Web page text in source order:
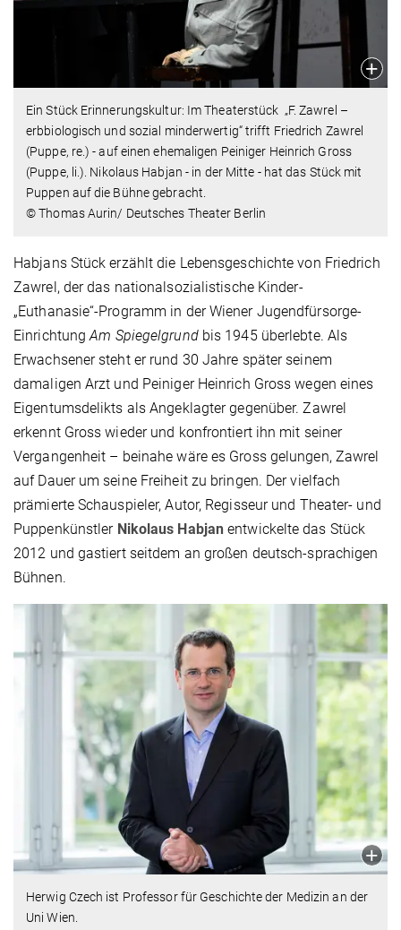
Ein Stück Erinnerungskultur: Im Theaterstück „F. Zawrel –
erbbiologisch und sozial minderwertig“ trifft Friedrich Zawrel
(Puppe, re.) - auf einen ehemaligen Peiniger Heinrich Gross
(Puppe, li.). Nikolaus Habjan - in der Mitte - hat das Stück mit
Puppen auf die Bühne gebracht.
© Thomas Aurin/ Deutsches Theater Berlin
Habjans Stück erzählt die Lebensgeschichte von Friedrich
Zawrel, der das nationalsozialistische Kinder-
„Euthanasie“-Programm in der Wiener Jugendfürsorge-
EinrichtungAm Spiegelgrund bis 1945 überlebte. Als
Erwachsener steht er rund 30 Jahre später seinem
damaligen Arzt und Peiniger Heinrich Gross wegen eines
Eigentumsdelikts als Angeklagter gegenüber. Zawrel
erkennt Gross wieder und konfrontiert ihn mit seiner
Vergangenheit – beinahe wäre es Gross gelungen, Zawrel
auf Dauer um seine Freiheit zu bringen. Der vielfach
prämierte Schauspieler, Autor, Regisseur und Theater- und
Puppenkünstler Nikolaus Habjan entwickelte das Stück
2012 und gastiert seitdem an großen deutsch-sprachigen
Bühnen.
Herwig Czech ist Professor für Geschichte der Medizin an der
Uni Wien.